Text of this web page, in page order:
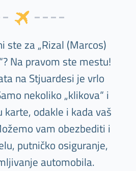
ste za „Rizal (Marcos)
Na pravom ste mestu!
na Stjuardesi je vrlo
nekoliko „klikova“ i
karte, odakle i kada vaš
vam obezbediti i
putničko osiguranje,
automobila.